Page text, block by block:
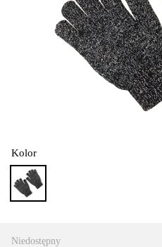
Kolor
Niedostępny